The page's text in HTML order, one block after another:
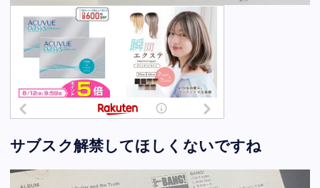
サブスク解禁してほしくないですね